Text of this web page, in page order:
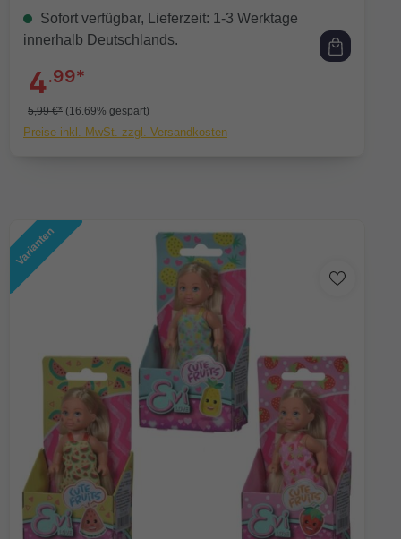
Sofort verfügbar, Lieferzeit: 1-3 Werktage
innerhalb Deutschlands.
4.99*
5,99 €* (16.69% gespart)
Preise inkl. MwSt. zzgl. Versandkosten
Varianten